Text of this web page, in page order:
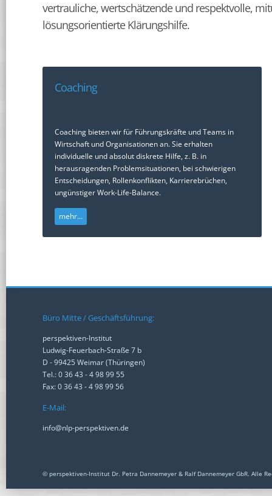
vertrauliche, wertschätzende und respektvolle,
lösungsorientierte Klärungshilfe.
Coaching
Coaching bieten wir für Führungskräfte und Teams in
Wirtschaft und Organisationen an. Sie erhalten
individuelle und absolut diskrete Hilfe, z. B. in
herausragenden Problemsituationen, bei schwierigen
Entscheidungen, Rollenkonflikten, Karrierebrüchen,
ungünstiger Work-Life-Balance.
mehr…
Büro Mitte / Geschäftsführung:
perspektiven-Institut
Ludwig-Feuerbach-Straße 7 b
D - 99425 Weimar (Thüringen)
Tel.: 0 36 43 - 4 98 99 55
Fax: 0 36 43 - 4 98 99 56
E-Mail:
info@nlp-perspektiven.de
© perspektiven-Institut Dr. Petra Dannemeyer & Ralf Dannemeyer GbR. Alle